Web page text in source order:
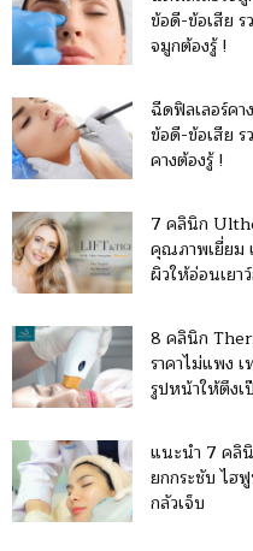
ข้อดี-ข้อเสีย
จมูกต้องรู้ !
ฉีดฟิลเลอร์คา
ข้อดี-ข้อเสีย
คางต้องรู้ !
7 คลินิก
คุณภาพเยี่ยม
ผิวให้อ่อนเยา
8 คลินิก
ราคาไม่แพง
รูปหน้าให้ตึงเ
แนะนำ 7 คลิ
ยกกระชับ ไฮ
กลัวเจ็บ